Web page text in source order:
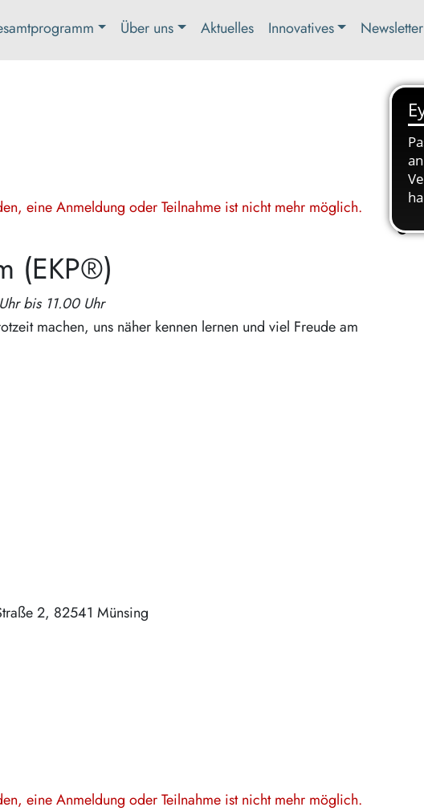
Über uns Aktuelles Innovatives Newsletter
eine Anmeldung oder Teilnahme ist nicht mehr möglich.
(EKP®)
bis 11.00 Uhr
machen, uns näher kennen lernen und viel Freude am
2 82541 Münsing
eine Anmeldung oder Teilnahme ist nicht mehr möglich.